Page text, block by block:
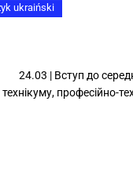
ukraiński
24.03 | Вступ до
технікуму, професійно-